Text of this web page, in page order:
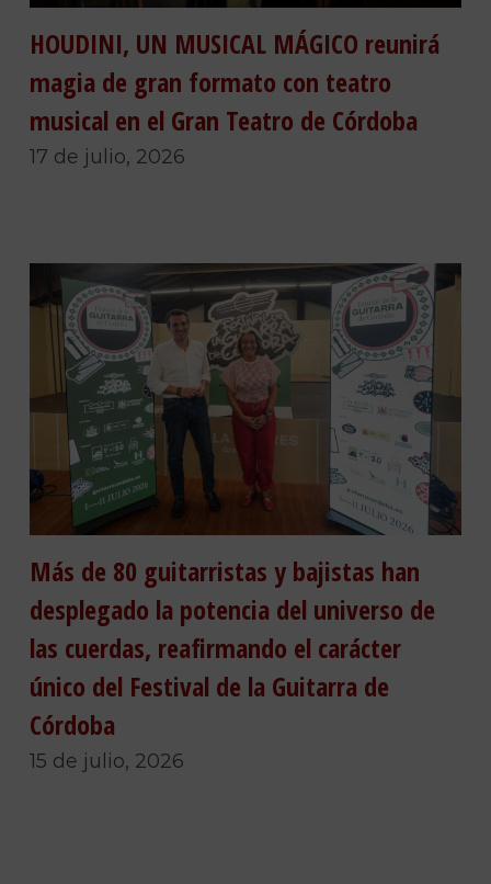
HOUDINI, UN MUSICAL MÁGICO reunirá
magia de gran formato con teatro
musical en el Gran Teatro de Córdoba
17 de julio, 2026
Más de 80 guitarristas y bajistas han
desplegado la potencia del universo de
las cuerdas, reafirmando el carácter
único del Festival de la Guitarra de
Córdoba
15 de julio, 2026